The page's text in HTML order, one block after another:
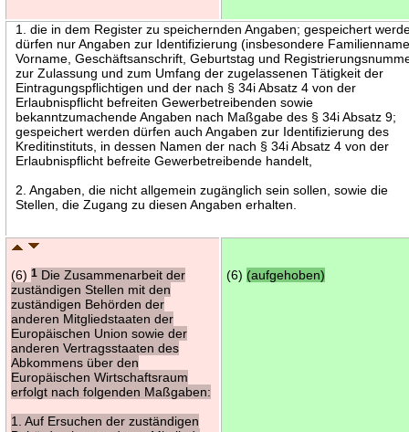
1. die in dem Register zu speichernden Angaben; gespeichert
dürfen nur Angaben zur Identifizierung (insbesondere
Vorname, Geschäftsanschrift, Geburtstag und
zur Zulassung und zum Umfang der zugelassenen Tätigkeit der
Eintragungspflichtigen und der nach § 34i Absatz 4 von der
Erlaubnispflicht befreiten Gewerbetreibenden sowie
bekanntzumachende Angaben nach Maßgabe des § 34i Absatz 9;
gespeichert werden dürfen auch Angaben zur Identifizierung des
Kreditinstituts, in dessen Namen der nach § 34i Absatz 4 von der
Erlaubnispflicht befreite Gewerbetreibende handelt,
2. Angaben, die nicht allgemein zugänglich sein sollen, sowie die
Stellen, die Zugang zu diesen Angaben erhalten.
(6)1 Die Zusammenarbeit der
zuständigen Stellen mit den
zuständigen Behörden der
anderen Mitgliedstaaten der
Europäischen Union sowie der
anderen Vertragsstaaten des
Abkommens über den
Europäischen Wirtschaftsraum
erfolgt nach folgenden Maßgaben:
1. Auf Ersuchen der zuständigen
(6) (aufgehoben)